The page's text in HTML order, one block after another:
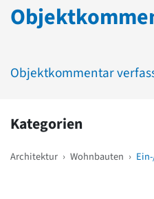
Objektkommentar
Kategorien
Architektur › Wohnbauten ›